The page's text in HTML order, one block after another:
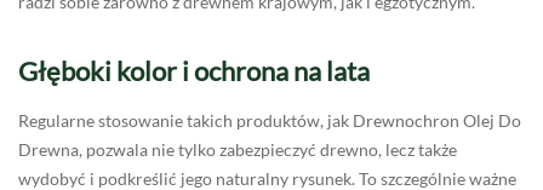
Głęboki kolor i ochrona na lata
Regularne stosowanie takich produktów, jak Drewnochron Olej Do
Drewna, pozwala nie tylko zabezpieczyć drewno, lecz także
wydobyć i podkreślić jego naturalny rysunek. To szczególnie ważne